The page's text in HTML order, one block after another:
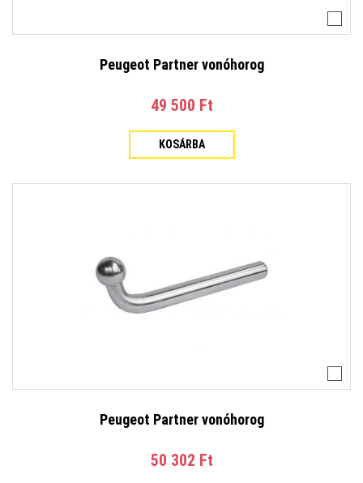
Peugeot Partner vonóhorog
49 500 Ft‎
KOSÁRBA
Peugeot Partner vonóhorog
50 302 Ft‎